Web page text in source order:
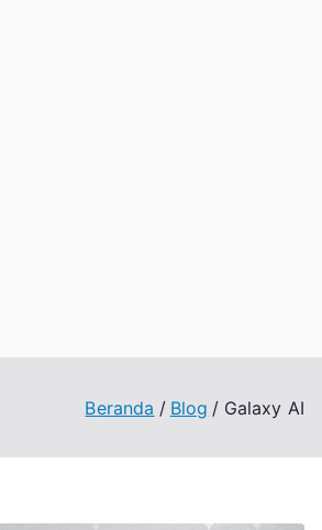
Beranda Blog Galaxy AI